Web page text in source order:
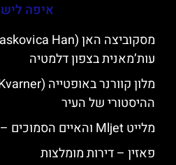
איפה
עות’מאנית בצפון דלמטיה
ההיסטורי של העיר
מלייט Mljet והאיים הסמוכים – מלונות מומלצים
פאזין – דירות מומלצות